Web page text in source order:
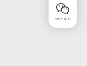
weixin